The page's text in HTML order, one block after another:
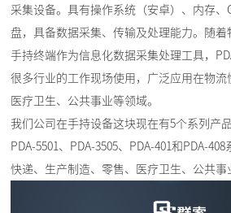
采集设备。具有操作系统（安卓）、内存、
盘，具备数据采集、传输及处理能力。随着
手持终端作为信息化数据采集处理工具，
很多行业的工作现场使用，广泛应用在物流
医疗卫生、公共事业等领域。
我们公司在手持设备这块现在有5个系列产品
PDA-5501、PDA-3505、PDA-401和PDA-
快递、生产制造、零售、医疗卫生、公共事